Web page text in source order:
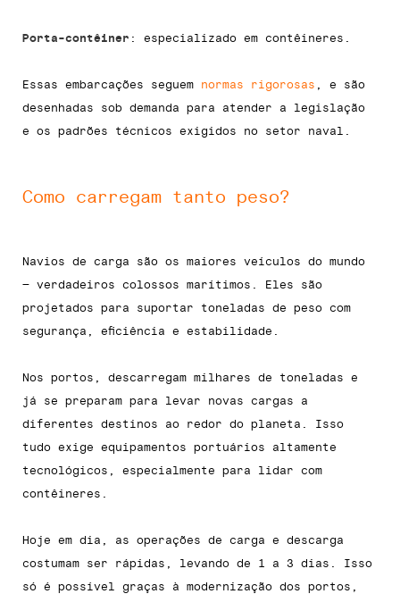
Porta-contêiner : especializado em contêineres.
Essas embarcações seguem normas rigorosas , e são
desenhadas sob demanda para atender a legislação
e os padrões técnicos exigidos no setor naval.
Como carregam tanto peso?
Navios de carga são os maiores veículos do mundo
— verdadeiros colossos marítimos. Eles são
projetados para suportar toneladas de peso com
segurança, eficiência e estabilidade.
Nos portos, descarregam milhares de toneladas e
já se preparam para levar novas cargas a
diferentes destinos ao redor do planeta. Isso
tudo exige equipamentos portuários altamente
tecnológicos, especialmente para lidar com
contêineres.
Hoje em dia, as operações de carga e descarga
costumam ser rápidas, levando de 1 a 3 dias. Isso
só é possível graças à modernização dos portos,